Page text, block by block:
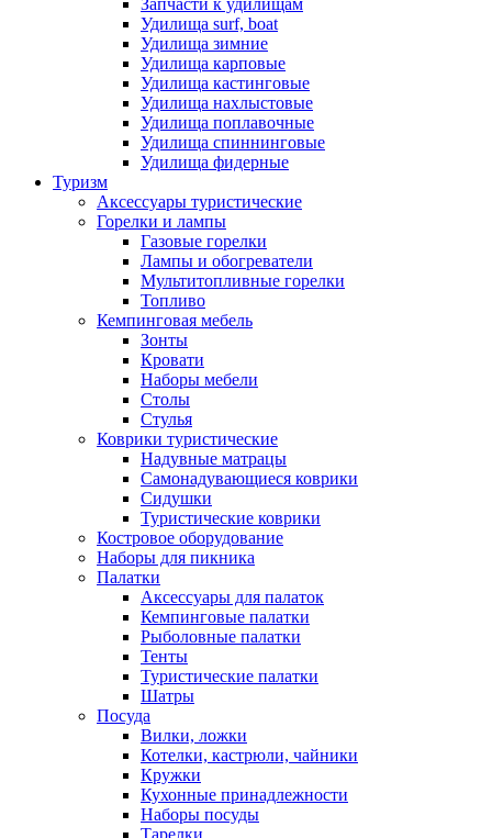
Запчасти к удилищам
Удилища surf, boat
Удилища зимние
Удилища карповые
Удилища кастинговые
Удилища нахлыстовые
Удилища поплавочные
Удилища спиннинговые
Удилища фидерные
Туризм
Аксессуары туристические
Горелки и лампы
Газовые горелки
Лампы и обогреватели
Мультитопливные горелки
Топливо
Кемпинговая мебель
Зонты
Кровати
Наборы мебели
Столы
Стулья
Коврики туристические
Надувные матрацы
Самонадувающиеся коврики
Сидушки
Туристические коврики
Костровое оборудование
Наборы для пикника
Палатки
Аксессуары для палаток
Кемпинговые палатки
Рыболовные палатки
Тенты
Туристические палатки
Шатры
Посуда
Вилки, ложки
Котелки, кастрюли, чайники
Кружки
Кухонные принадлежности
Наборы посуды
Тарелки